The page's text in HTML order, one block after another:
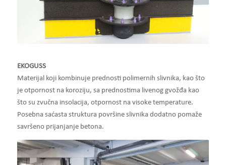
EKOGUSS
Materijal koji kombinuje prednosti polimernih slivnika, kao što
je otpornost na koroziju, sa prednostima livenog gvožđa kao
što su zvučna insolacija, otpornost na visoke temperature.
Posebna saćasta struktura površine slivnika dodatno pomaže
savršeno prijanjanje betona.